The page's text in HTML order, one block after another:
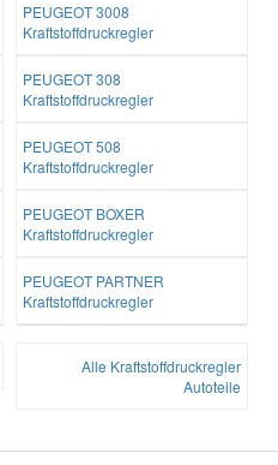
PEUGEOT 3008
Kraftstoffdruckregler
PEUGEOT 308
Kraftstoffdruckregler
PEUGEOT 508
Kraftstoffdruckregler
PEUGEOT BOXER
Kraftstoffdruckregler
PEUGEOT PARTNER
Kraftstoffdruckregler
Alle Kraftstoffdruckregler
Autoteile